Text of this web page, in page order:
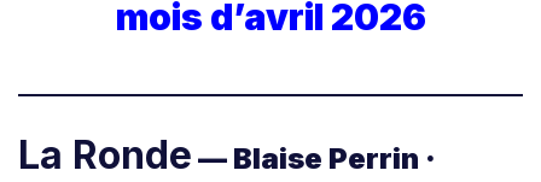
mois d’avril 2026
La Ronde — Blaise Perrin ·